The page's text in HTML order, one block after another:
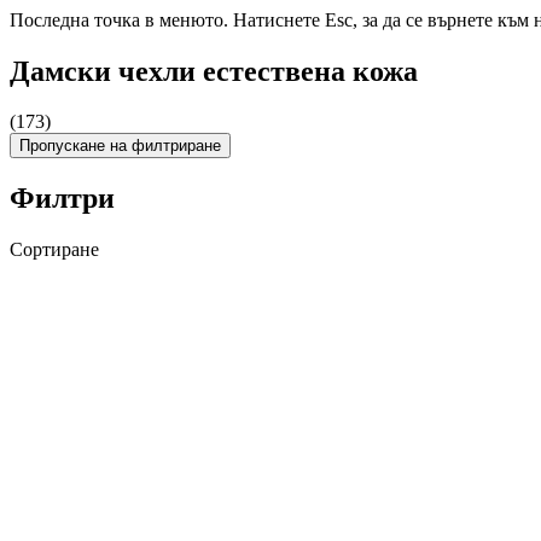
Последна точка в менюто. Натиснете Esc, за да се върнете към
Дамски чехли естествена кожа
(173)
Пропускане на филтриране
Филтри
Сортиране